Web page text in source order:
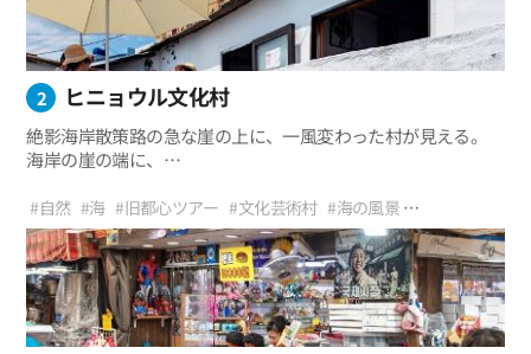
2 ヒニョウル文化村
絶影海岸散策路の急な崖の上に、一風変わった村が見える。
海岸の崖の端に、
ここは、かつて避難民たちが厳しい暮らしを始めた場所で、
現在は村の住民と共生する文化コミュニティとなっている
「ヒニョウル文化村」だ。
#自然 #海 #旧都心ツアー #文化芸術村 #海の風景
#絶影海岸散策路 #崖 #階段 #路地 #休暇 #ヒニョウル文化村